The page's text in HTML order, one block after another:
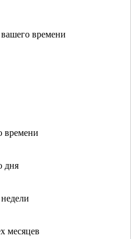
времени
времени
дня
месяцев